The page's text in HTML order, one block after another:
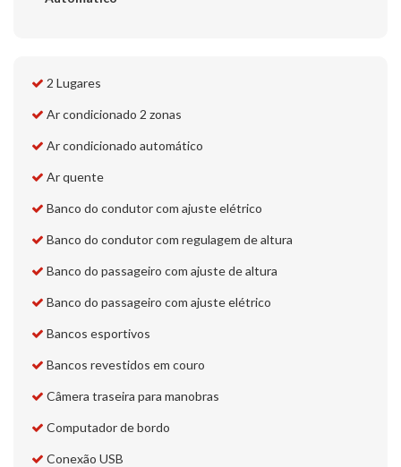
2 Lugares
Ar condicionado 2 zonas
Ar condicionado automático
Ar quente
Banco do condutor com ajuste elétrico
Banco do condutor com regulagem de altura
Banco do passageiro com ajuste de altura
Banco do passageiro com ajuste elétrico
Bancos esportivos
Bancos revestidos em couro
Câmera traseira para manobras
Computador de bordo
Conexão USB